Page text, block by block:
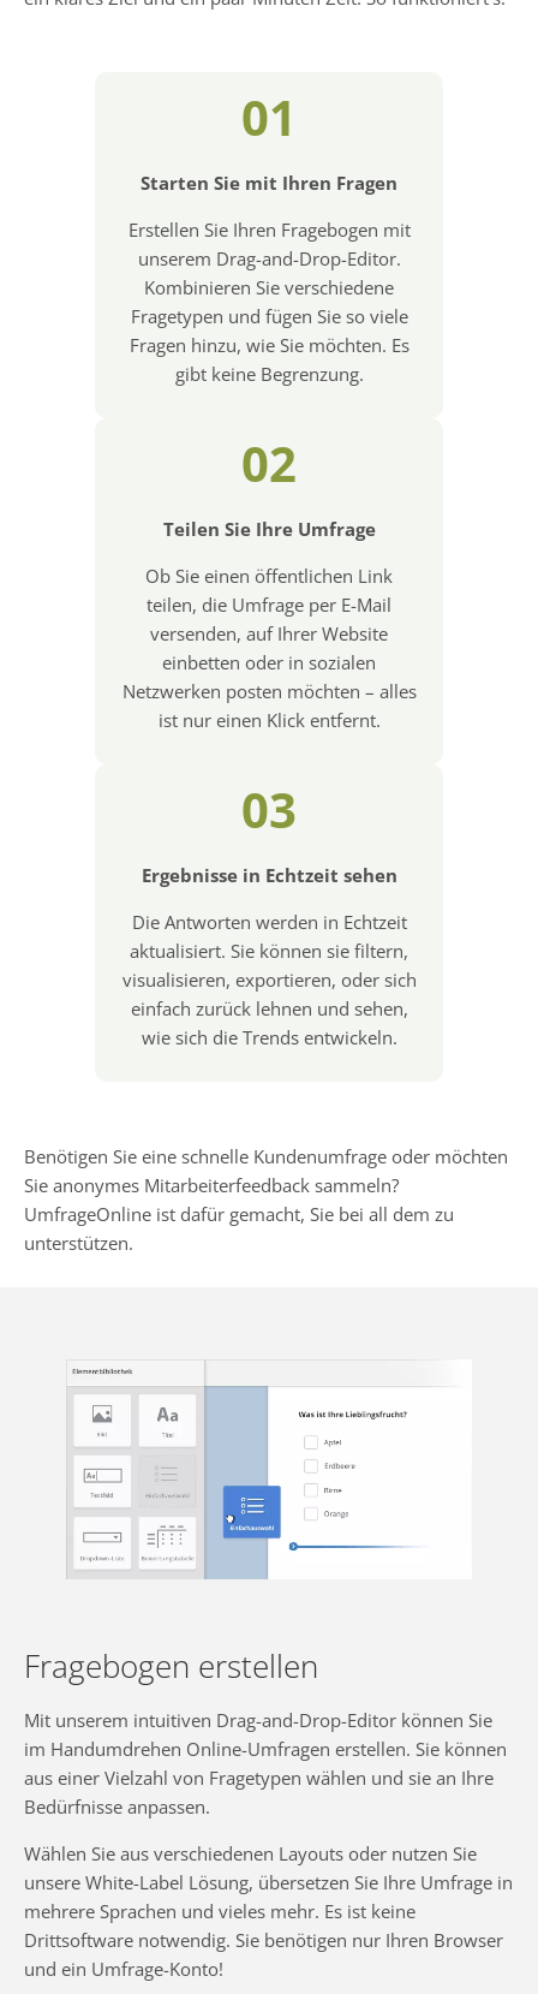
01
Starten Sie mit Ihren Fragen
Erstellen Sie Ihren Fragebogen mit
unserem Drag-and-Drop-Editor.
Kombinieren Sie verschiedene
Fragetypen und fügen Sie so viele
Fragen hinzu, wie Sie möchten. Es
gibt keine Begrenzung.
02
Teilen Sie Ihre Umfrage
Ob Sie einen öffentlichen Link
teilen, die Umfrage per E-Mail
versenden, auf Ihrer Website
einbetten oder in sozialen
Netzwerken posten möchten – alles
ist nur einen Klick entfernt.
03
Ergebnisse in Echtzeit sehen
Die Antworten werden in Echtzeit
aktualisiert. Sie können sie filtern,
visualisieren, exportieren, oder sich
einfach zurück lehnen und sehen,
wie sich die Trends entwickeln.
Benötigen Sie eine schnelle Kundenumfrage oder möchten
Sie anonymes Mitarbeiterfeedback sammeln?
UmfrageOnline ist dafür gemacht, Sie bei all dem zu
unterstützen.
Fragebogen erstellen
Mit unserem intuitiven Drag-and-Drop-Editor können Sie
im Handumdrehen Online-Umfragen erstellen. Sie können
aus einer Vielzahl von Fragetypen wählen und sie an Ihre
Bedürfnisse anpassen.
Wählen Sie aus verschiedenen Layouts oder nutzen Sie
unsere White-Label Lösung, übersetzen Sie Ihre Umfrage in
mehrere Sprachen und vieles mehr. Es ist keine
Drittsoftware notwendig. Sie benötigen nur Ihren Browser
und ein Umfrage-Konto!